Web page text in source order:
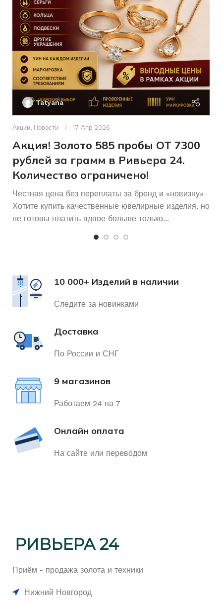
Tatyana
Акции, Новости 17 Апр 2026
Акция! Золото 585 пробы ОТ 7300
рублей за грамм в Ривьера 24.
Количество ограничено!
Честная цена без переплаты за бренд и «новизну»
Хотите купить качественные ювелирные изделия, но
не готовы платить вдвое больше только...
10 000+ Изделий в наличии
Следите за новинками
Доставка
По России и СНГ
9 магазинов
Работаем 24 на 7
Онлайн оплата
На сайте или переводом
Приём - продажа золота и техники
Нижний Новгород